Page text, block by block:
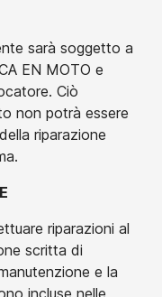
sarà soggetto a
EN MOTO e
Ciò
non potrà essere
riparazione
riparazioni al
scritta di
e la
incluse nelle